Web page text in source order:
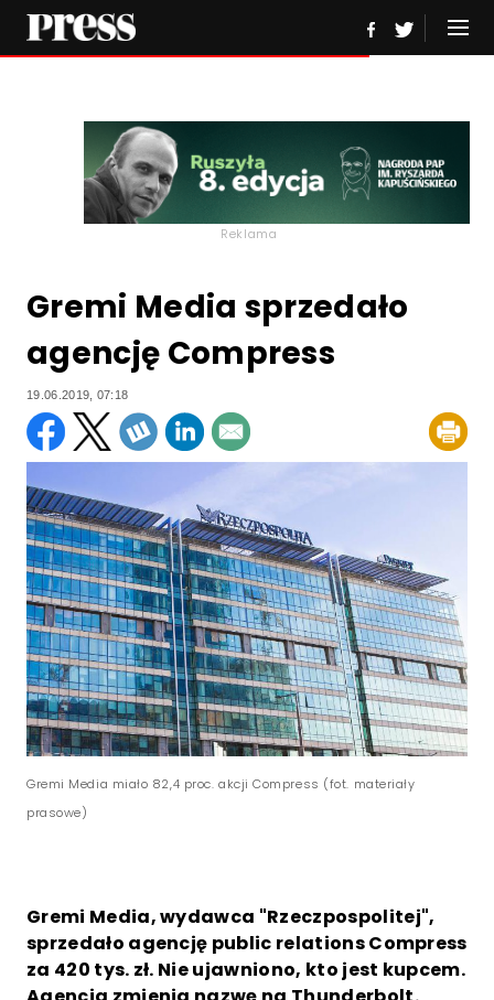
Reklama
Gremi Media sprzedało
agencję Compress
19.06.2019, 07:18
Gremi Media miało 82,4 proc. akcji Compress (fot. materiały
prasowe)
Gremi Media, wydawca "Rzeczpospolitej",
sprzedało agencję public relations Compress
za 420 tys. zł. Nie ujawniono, kto jest kupcem.